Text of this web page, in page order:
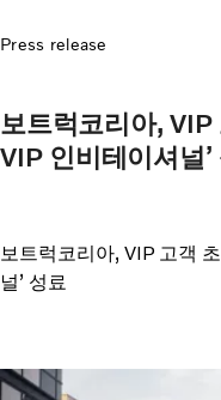
Press release
보트럭코리아,
VIP 인비테이셔널’
보트럭코리아, VIP 고객
널’ 성료